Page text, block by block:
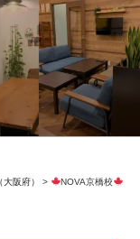
クールブロ
阪府） >
NOVA京橋校